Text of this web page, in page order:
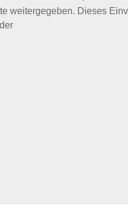
weitergegeben. Dieses